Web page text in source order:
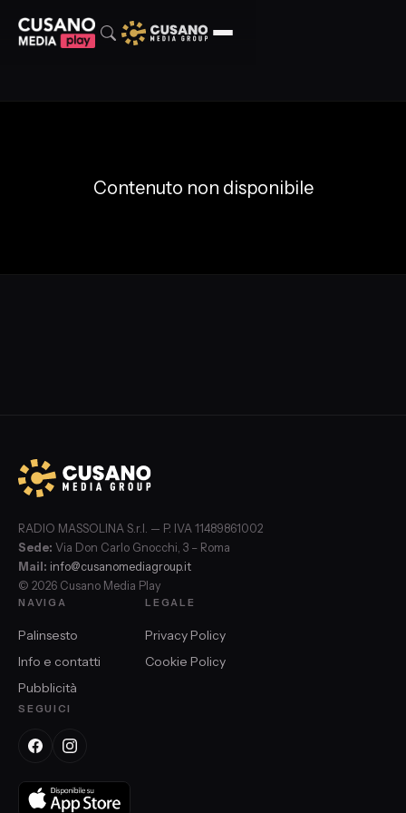
Contenuto non disponibile
RADIO MASSOLINA S.r.l. — P. IVA 11489861002
Sede: Via Don Carlo Gnocchi, 3 – Roma
Mail: info@cusanomediagroup.it
© 2026 Cusano Media Play
NAVIGA
Palinsesto
Info e contatti
Pubblicità
LEGALE
Privacy Policy
Cookie Policy
SEGUICI